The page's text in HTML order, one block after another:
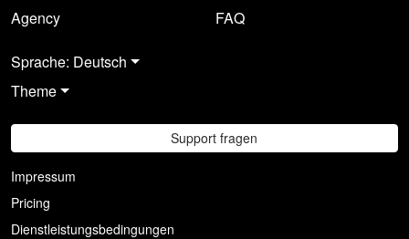
Agency
FAQ
Sprache: Deutsch
Theme
Support fragen
Impressum
Pricing
Dienstleistungsbedingungen